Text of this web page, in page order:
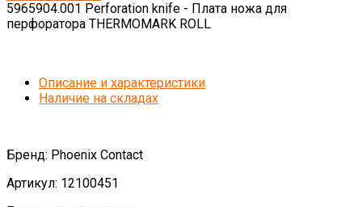
5965904.001 Perforation knife - Плата ножа для
перфоратора THERMOMARK ROLL
Описание и характеристики
Наличие на складах
Бренд: Phoenix Contact
Артикул: 12100451